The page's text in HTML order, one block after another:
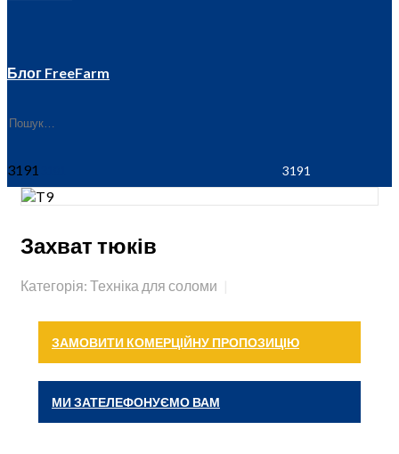
Блог FreeFarm
3191
Захват тюків
Категорія: Техніка для соломи
ЗАМОВИТИ КОМЕРЦІЙНУ ПРОПОЗИЦІЮ
МИ ЗАТЕЛЕФОНУЄМО ВАМ